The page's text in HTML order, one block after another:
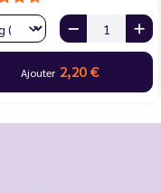
Ajouter 2,20 €